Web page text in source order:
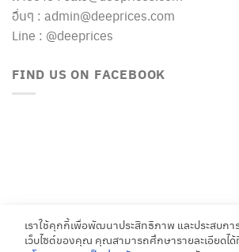
อื่นๆ : admin@deeprices.com
Line : @deeprices
FIND US ON FACEBOOK
เราใช้คุกกี้เพื่อพัฒนาประสิทธิภาพ และประสบก
เว็บไซต์ของคุณ คุณสามารถศึกษารายละเอียดได้